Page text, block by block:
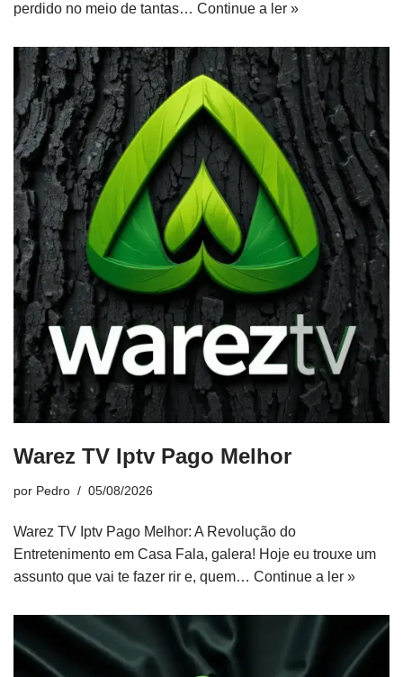
perdido no meio de tantas… Continue a ler »
Warez TV Iptv Pago Melhor
por Pedro 05/08/2026
Warez TV Iptv Pago Melhor: A Revolução do
Entretenimento em Casa Fala, galera! Hoje eu trouxe um
assunto que vai te fazer rir e, quem… Continue a ler »